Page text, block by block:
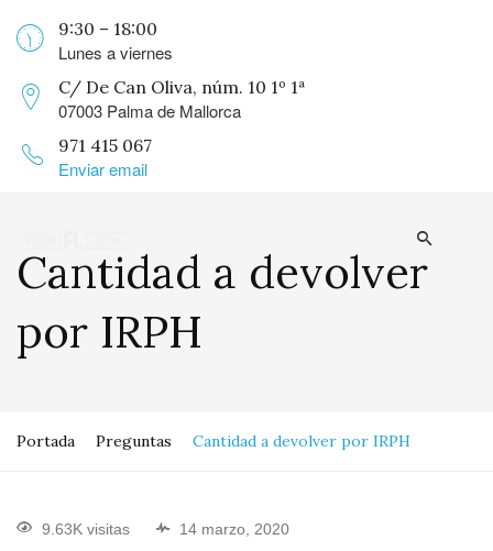
9:30 – 18:00
Lunes a viernes
C/ De Can Oliva, núm. 10 1º 1ª
07003 Palma de Mallorca
971 415 067
Enviar email
Cantidad a devolver
por IRPH
Portada Preguntas Cantidad a devolver por IRPH
9.63K visitas 14 marzo, 2020